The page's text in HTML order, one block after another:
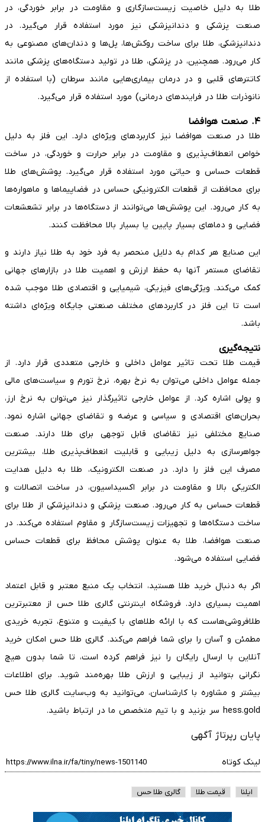
طلا به دلیل خاصیت زیست‌سازگاری و مقاومت در برابر خوردگی، در
صنعت پزشکی و دندانپزشکی نیز مورد استفاده قرار می‌گیرد. در
دندانپزشکی، طلا برای ساخت روکش‌ها، پل‌ها و دندان‌های مصنوعی به
کار می‌رود. همچنین، در پزشکی، طلا در تولید دستگاه‌های پزشکی مانند
کاتترهای قلبی و در درمان بیماری‌هایی مانند سرطان (با استفاده از
نانوذرات طلا در فرایندهای درمانی) مورد استفاده قرار می‌گیرد.
۴. صنعت هوافضا
طلا در صنعت هوافضا نیز کاربردهای ویژه‌ای دارد. این فلز به دلیل
خواص انعطاف‌پذیری و مقاومت در برابر حرارت و خوردگی، در ساخت
قطعات حساس و حیاتی مورد استفاده قرار می‌گیرد. پوشش‌های طلا
برای محافظت از قطعات الکترونیکی حساس در فضاپیماها و ماهواره‌ها
به کار می‌رود. این پوشش‌ها می‌توانند از دستگاه‌ها در برابر تشعشعات
فضایی و دماهای بسیار پایین یا بسیار بالا محافظت کنند.
این صنایع هر کدام به دلایل منحصر به فرد خود به طلا نیاز دارند و
تقاضای مستمر آنها به حفظ ارزش و اهمیت طلا در بازارهای جهانی
کمک می‌کند. ویژگی‌های فیزیکی، شیمیایی و اقتصادی طلا موجب شده
است تا این فلز در کاربردهای مختلف صنعتی جایگاه ویژه‌ای داشته
باشد.
نتیجه‌گیری
قیمت طلا تحت تاثیر عوامل داخلی و خارجی متعددی قرار دارد. از
جمله عوامل داخلی می‌توان به نرخ بهره، نرخ تورم و سیاست‌های مالی
و پولی اشاره کرد. از عوامل خارجی تاثیرگذار نیز می‌توان به نرخ ارز،
بحران‌های اقتصادی و سیاسی و عرضه و تقاضای جهانی اشاره نمود.
صنایع مختلفی نیز تقاضای قابل توجهی برای طلا دارند. صنعت
جواهرسازی به دلیل زیبایی و قابلیت انعطاف‌پذیری طلا، بیشترین
مصرف این فلز را دارد. در صنعت الکترونیک، طلا به دلیل هدایت
الکتریکی بالا و مقاومت در برابر اکسیداسیون، در ساخت اتصالات و
قطعات حساس به کار می‌رود. صنعت پزشکی و دندانپزشکی از طلا برای
ساخت دستگاه‌ها و تجهیزات زیست‌سازگار و مقاوم استفاده می‌کند. در
صنعت هوافضا، طلا به عنوان پوشش محافظ برای قطعات حساس
فضایی استفاده می‌شود.
اگر به دنبال خرید طلا هستید، انتخاب یک منبع معتبر و قابل اعتماد
اهمیت بسیاری دارد. فروشگاه اینترنتی گالری طلا حس از معتبرترین
طلافروشی‌هاست که با ارائه طلاهای با کیفیت و متنوع، تجربه خریدی
مطمئن و آسان را برای شما فراهم می‌کند. گالری طلا حس امکان خرید
آنلاین با ارسال رایگان را نیز فراهم کرده است، تا شما بدون هیچ
نگرانی بتوانید از زیبایی و ارزش طلا بهره‌مند شوید. برای اطلاعات
بیشتر و مشاوره با کارشناسان، می‌توانید به وب‌سایت گالری طلا حس
hess.gold سر بزنید و با تیم متخصص ما در ارتباط باشید.
پایان رپرتاژ آگهی
لینک کوتاه
ایلنا قیمت طلا گالری طلا حس